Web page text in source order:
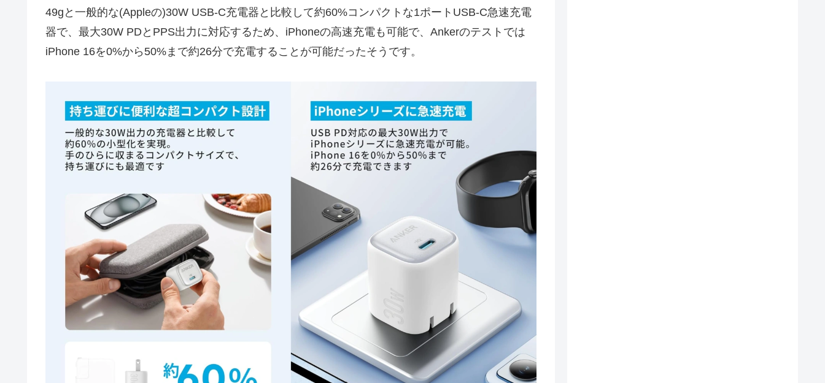
49gと一般的な(Appleの)30W USB-C充電器と比較して約60%コンパクトな1ポートUSB-C急速充電
器で、最大30W PDとPPS出力に対応するため、iPhoneの高速充電も可能で、Ankerのテストでは
iPhone 16を0%から50%まで約26分で充電することが可能だったそうです。